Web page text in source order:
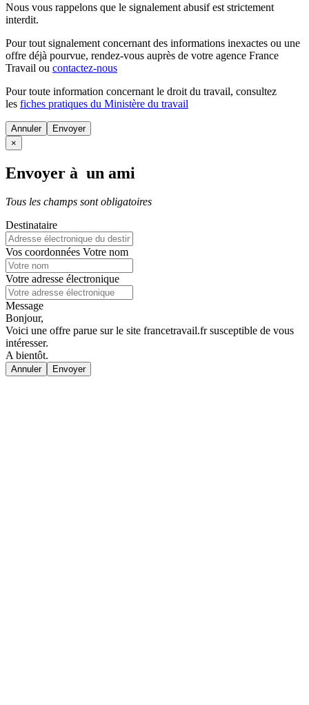
Nous vous rappelons que le signalement abusif est strictement
interdit.
Pour tout signalement concernant des informations inexactes ou une
offre déjà pourvue, rendez-vous auprès de votre agence France
Travail ou contactez-nous
Pour toute information concernant le droit du travail, consultez
les fiches pratiques du Ministère du travail
Annuler
×
Envoyer à un ami
Tous les champs sont obligatoires
Destinataire
Vos coordonnées Votre nom
Votre adresse électronique
Message
Bonjour,
Voici une offre parue sur le site francetravail.fr susceptible de vous
intéresser.
A bientôt.
Annuler